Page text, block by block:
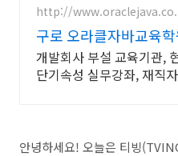
http://
구로 오라클자바교육학
개발회사 부설 교육기관,
단기속성 실무강좌, 재직
안녕하세요! 오늘은 티빙